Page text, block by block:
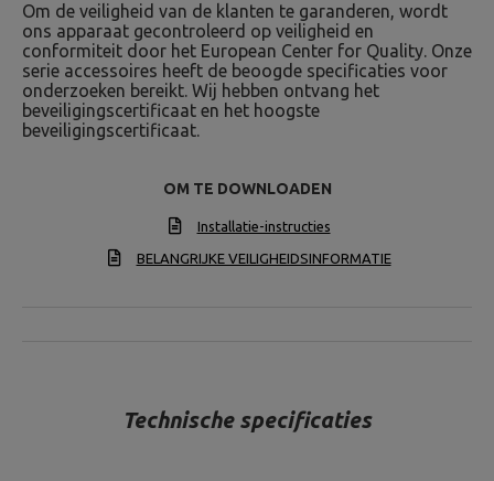
Om de veiligheid van de klanten te garanderen, wordt
ons apparaat gecontroleerd op veiligheid en
conformiteit door het European Center for Quality. Onze
serie accessoires heeft de beoogde specificaties voor
onderzoeken bereikt. Wij hebben ontvang het
beveiligingscertificaat en het hoogste
beveiligingscertificaat.
OM TE DOWNLOADEN
Installatie-instructies
BELANGRIJKE VEILIGHEIDSINFORMATIE
Technische specificaties